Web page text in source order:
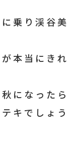
乗り渓谷美
本当にきれ
になったら
キでしょう